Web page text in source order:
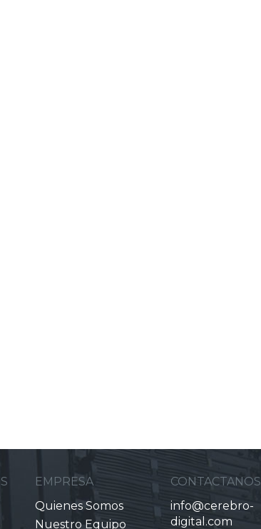
EMPRESA
Quienes Somos
Nuestro Equipo
CONTACTANOS
info@cerebro-
digital.com